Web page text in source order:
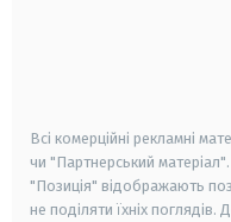
Всі комерційні рекламні
чи "Партнерський
"Позиція" відображають
не поділяти їхніх